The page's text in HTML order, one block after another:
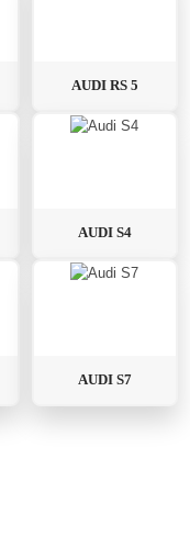
AUDI RS 5
AUDI S4
AUDI S7